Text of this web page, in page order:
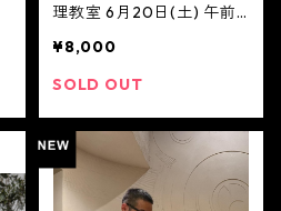
理教室 6月20日(土) 午前
¥8,000
SOLD OUT